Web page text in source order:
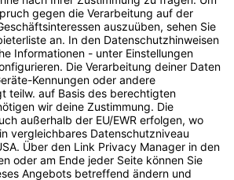
Startseite
Kommende
Events
Vergangene
Events
Unsere
Speaker
Kontakt
Live Chat
Digital Bash by
OnlineMarketing.de
GmbH
Ludwig-Erhard-
Straße 14